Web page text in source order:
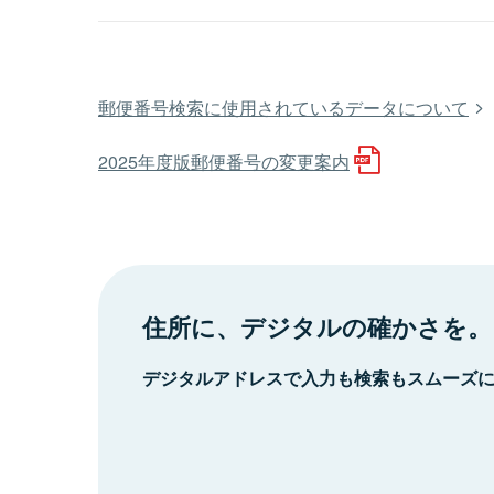
郵便番号検索に使用されているデータについて
2025年度版郵便番号の変更案内
住所に、デジタルの確かさを。
デジタルアドレスで入力も検索もスムーズ